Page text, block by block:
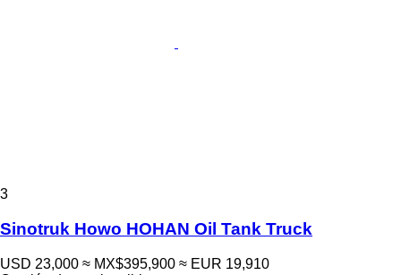
3
Sinotruk Howo HOHAN Oil Tank Truck
USD 23,000 ≈ MX$395,900 ≈ EUR 19,910